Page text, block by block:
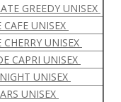
GREEDY UNISEX
UNISEX
UNISEX
CAPRI UNISEX
UNISEX
UNISEX